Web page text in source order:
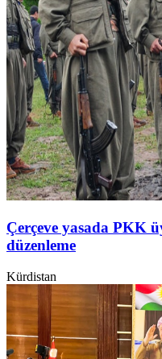
Çerçeve yasada PKK
düzenleme
Kürdistan